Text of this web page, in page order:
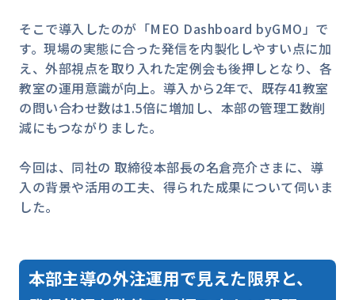
そこで導入したのが「MEO Dashboard byGMO」で
す。現場の実態に合った発信を内製化しやすい点に加
え、外部視点を取り入れた定例会も後押しとなり、各
教室の運用意識が向上。導入から2年で、既存41教室
の問い合わせ数は1.5倍に増加し、本部の管理工数削
減にもつながりました。
今回は、同社の 取締役本部長の名倉亮介さまに、導
入の背景や活用の工夫、得られた成果について伺いま
した。
本部主導の外注運用で見えた限界と、